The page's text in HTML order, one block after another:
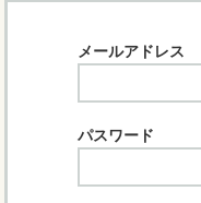
メールアドレス
パスワード